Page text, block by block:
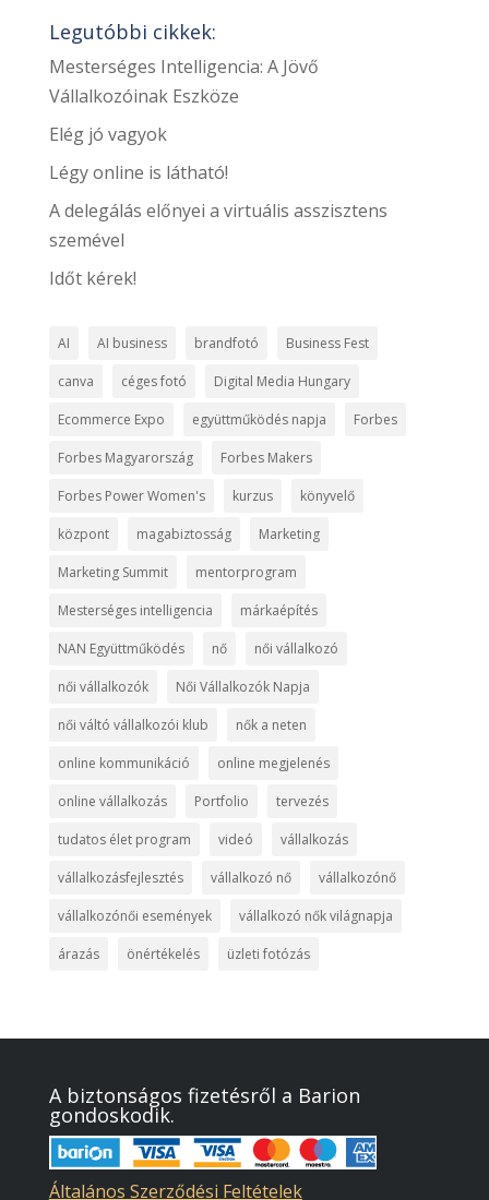
Legutóbbi cikkek:
Mesterséges Intelligencia: A Jövő
Vállalkozóinak Eszköze
Elég jó vagyok
Légy online is látható!
A delegálás előnyei a virtuális asszisztens
szemével
Időt kérek!
AI AI business brandfotó Business Fest
canva céges fotó Digital Media Hungary
Ecommerce Expo együttműködés napja Forbes
Forbes Magyarország Forbes Makers
Forbes Power Women's kurzus könyvelő
központ magabiztosság Marketing
Marketing Summit mentorprogram
Mesterséges intelligencia márkaépítés
NAN Együttműködés nő női vállalkozó
női vállalkozók Női Vállalkozók Napja
női váltó vállalkozói klub nők a neten
online kommunikáció online megjelenés
online vállalkozás Portfolio tervezés
tudatos élet program videó vállalkozás
vállalkozásfejlesztés vállalkozó nő vállalkozónő
vállalkozónői események vállalkozó nők világnapja
árazás önértékelés üzleti fotózás
A biztonságos fizetésről a Barion
gondoskodik.
Általános Szerződési Feltételek